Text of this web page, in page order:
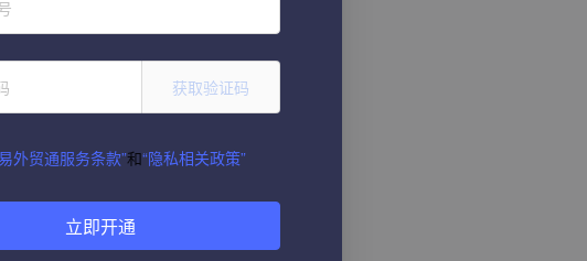
获取验证码
外贸通服务条款”和“隐私相关政策”
立即开通